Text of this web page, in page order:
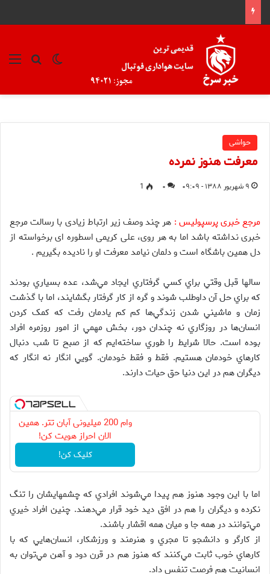
تغییر پوسته
حواشی
معرفت هنوز نمرده
۹ شهریور ۱۳۸۸ - ۰۹:۰۹ ۰ 1
مرجع خبری پرسپولیس : هر چند وصف زیر ارتباط زیادی با رسالت مرجع
خبری نداشته باشد اما به هر روی، علی کریمی اسطوره ای برخواسته از
دل همین باشگاه است و دلمان نیامد معرفت او را نادیده بگیریم .
سالها قبل وقتي براي کسي گرفتاري ايجاد مي‌شد، عده بسياري بودند
که براي حل آن داوطلب شوند و گره از کار گرفتار بگشايند، اما با گذشت
زمان و ماشيني شدن زندگي‌ها کم کم يادمان رفت که کمک کردن
انسان‌ها در روزگاري نه چندان دور، بخش مهمي از امور روزمره افراد
بوده است. حالا شرايط را طوري ساخته‌ايم که از صبح تا شب دنبال
کارهاي خودمان هستيم. فقط و فقط خودمان. گويي انگار نه انگار که
ديگران هم در اين دنيا حق حيات دارند.
وام 200 میلیونی آبان تتر. همین
الان احراز هویت کن!
کلیک کن!
اما با اين وجود هنوز هم پيدا مي‌شوند افرادي که چشمهايشان را تنگ
نكرده و ديگران را هم در افق ديد خود قرار مي‌دهند. چنين افراد خيري
مي‌توانند در همه جا و ميان همه اقشار باشند.
از کارگر و دانشجو تا مجري و هنرمند و ورزشکار، انسان‌هايي که با
کارهاي خوب ثابت مي‌کنند که هنوز هم در قرن دود و آهن مي‌توان به
انسانيت هم فرصت تنفس داد.